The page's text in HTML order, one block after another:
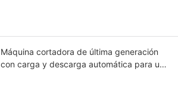
Máquina cortadora de última generación
con carga y descarga automática para una